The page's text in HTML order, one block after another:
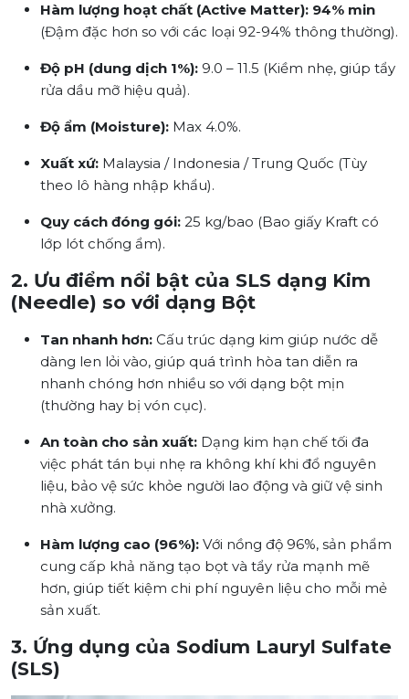
Hàm lượng hoạt chất (Active Matter): 94% min
(Đậm đặc hơn so với các loại 92-94% thông thường).
Độ pH (dung dịch 1%): 9.0 – 11.5 (Kiềm nhẹ, giúp tẩy
rửa dầu mỡ hiệu quả).
Độ ẩm (Moisture): Max 4.0%.
Xuất xứ: Malaysia / Indonesia / Trung Quốc (Tùy
theo lô hàng nhập khẩu).
Quy cách đóng gói: 25 kg/bao (Bao giấy Kraft có
lớp lót chống ẩm).
2. Ưu điểm nổi bật của SLS dạng Kim
(Needle) so với dạng Bột
Tan nhanh hơn: Cấu trúc dạng kim giúp nước dễ
dàng len lỏi vào, giúp quá trình hòa tan diễn ra
nhanh chóng hơn nhiều so với dạng bột mịn
(thường hay bị vón cục).
An toàn cho sản xuất: Dạng kim hạn chế tối đa
việc phát tán bụi nhẹ ra không khí khi đổ nguyên
liệu, bảo vệ sức khỏe người lao động và giữ vệ sinh
nhà xưởng.
Hàm lượng cao (96%): Với nồng độ 96%, sản phẩm
cung cấp khả năng tạo bọt và tẩy rửa mạnh mẽ
hơn, giúp tiết kiệm chi phí nguyên liệu cho mỗi mẻ
sản xuất.
3. Ứng dụng của Sodium Lauryl Sulfate
(SLS)